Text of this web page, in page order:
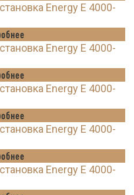
Energy E 4000-
Energy E 4000-
Energy E 4000-
Energy E 4000-
Energy E 4000-